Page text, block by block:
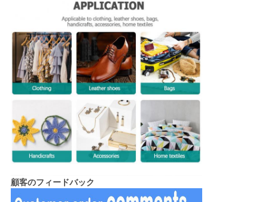
顧客のフィードバック